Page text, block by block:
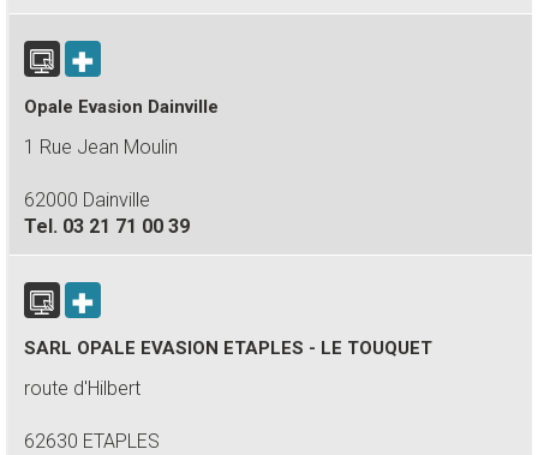
Opale Evasion Dainville
1 Rue Jean Moulin
62000 Dainville
Tel. 03 21 71 00 39
SARL OPALE EVASION ETAPLES - LE TOUQUET
route d'Hilbert
62630 ETAPLES